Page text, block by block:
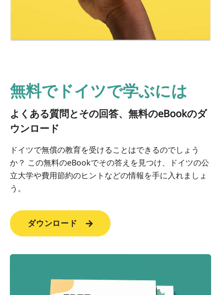
無料でドイツで学ぶには
よくある質問とその回答、無料のeBookのダ
ウンロード
ドイツで無償の教育を受けることはできるのでしょう
か？ この無料のeBookでその答えを見つけ、ドイツの公
立大学や費用節約のヒントなどの情報を手に入れましょ
う。
ダウンロード